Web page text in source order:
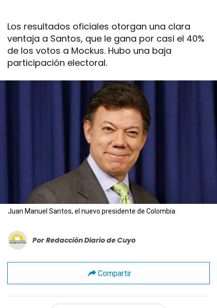
Los resultados oficiales otorgan una clara
ventaja a Santos, que le gana por casi el 40%
de los votos a Mockus. Hubo una baja
participación electoral.
Juan Manuel Santos, el nuevo presidente de Colombia
Por Redacción Diario de Cuyo
Compartir